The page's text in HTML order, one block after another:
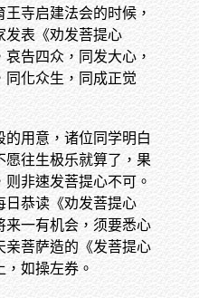
寺启建法会的时候，
发表《劝发菩提心
告四众，同发大心，
同化众生，同成正觉
的用意，诸位同学明白
愿往生极乐就算了，果
非速发菩提心不可。
日恭读《劝发菩提心
来一有机会，须要悉心
亲菩萨造的《发菩提心
如操左券。